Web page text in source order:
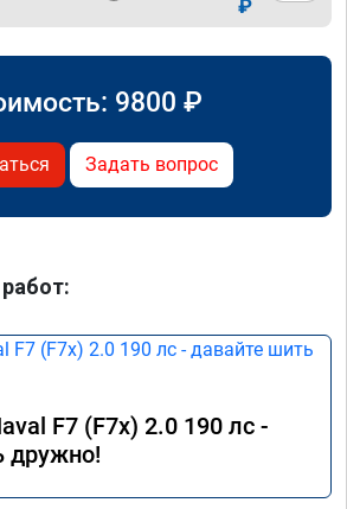
₽
9800 ₽
Задать вопрос
F7 (F7x) 2.0 190 лс -
дружно!